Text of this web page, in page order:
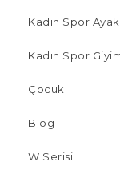
Kadın Spor
Kadın Spor
Çocuk
Blog
W Serisi